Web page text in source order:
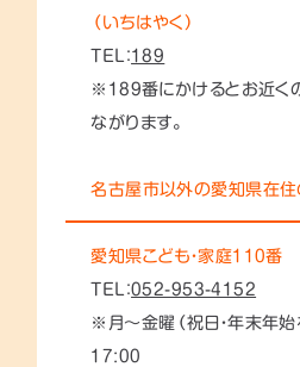
（いちはやく）
TEL：189
※189番にかけるとお近く
ながります。
名古屋市以外の愛知県在住
愛知県こども・家庭110番
TEL：052-953-4152
※月～金曜（祝日・年末年
17:00